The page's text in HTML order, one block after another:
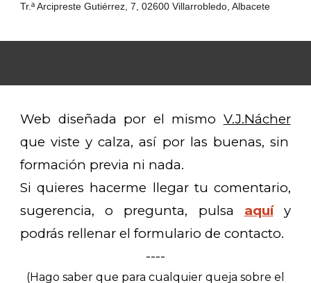
Tr.ª Arcipreste Gutiérrez, 7, 02600 Villarrobledo, Albacete
Web diseñada por el mismo V.J.Nácher
que viste y calza, así por las buenas, sin
formación previa ni nada.
Si quieres hacerme llegar tu comentario,
sugerencia, o pregunta, pulsa
aquí
y
podrás rellenar el formulario de contacto.
----
(Hago saber que para cualquier queja sobre el